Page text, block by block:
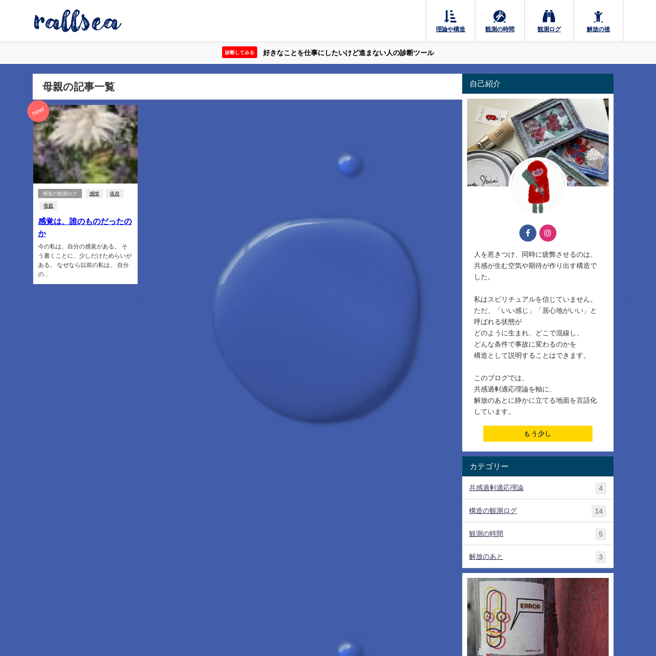
理論や構造 観測の時間 観測ログ 解放の後
診断してみる 好きなことを仕事にしたいけど進まない人の診断ツール
母親の記事一覧
new!
構造の観測ログ 感情 依存
母親
感覚は、誰のものだったの
か
今の私は、自分の感覚がある。 そ
う書くことに、少しだけためらいが
ある。 なぜなら以前の私は、 自分
の...
自己紹介
人を惹きつけ、同時に疲弊させるのは、
共感が生む空気や期待が作り出す構造で
した。
私はスピリチュアルを信じていません。
ただ、「いい感じ」「居心地がいい」と
呼ばれる状態が
どのように生まれ、どこで混線し、
どんな条件で事故に変わるのかを
構造として説明することはできます。
このブログでは、
共感過剰適応理論を軸に、
解放のあとに静かに立てる地面を言語化
しています。
もう少し
カテゴリー
共感過剰適応理論 4
構造の観測ログ 14
観測の時間 5
解放のあと 3